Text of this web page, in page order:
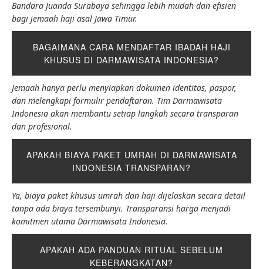
Bandara Juanda Surabaya sehingga lebih mudah dan efisien
bagi jemaah haji asal Jawa Timur.
BAGAIMANA CARA MENDAFTAR IBADAH HAJI
KHUSUS DI DARMAWISATA INDONESIA?
Jemaah hanya perlu menyiapkan dokumen identitas, paspor,
dan melengkapi formulir pendaftaran. Tim Darmawisata
Indonesia akan membantu setiap langkah secara transparan
dan profesional.
APAKAH BIAYA PAKET UMRAH DI DARMAWISATA
INDONESIA TRANSPARAN?
Ya, biaya paket khusus umrah dan haji dijelaskan secara detail
tanpa ada biaya tersembunyi. Transparansi harga menjadi
komitmen utama Darmawisata Indonesia.
APAKAH ADA PANDUAN RITUAL SEBELUM
KEBERANGKATAN?